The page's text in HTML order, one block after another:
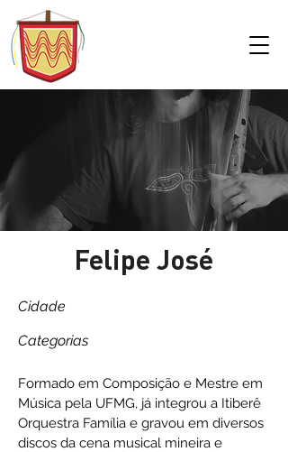
Felipe José
Cidade
Categorias
Formado em Composição e Mestre em
Música pela UFMG, já integrou a Itiberê
Orquestra Família e gravou em diversos
discos da cena musical mineira e